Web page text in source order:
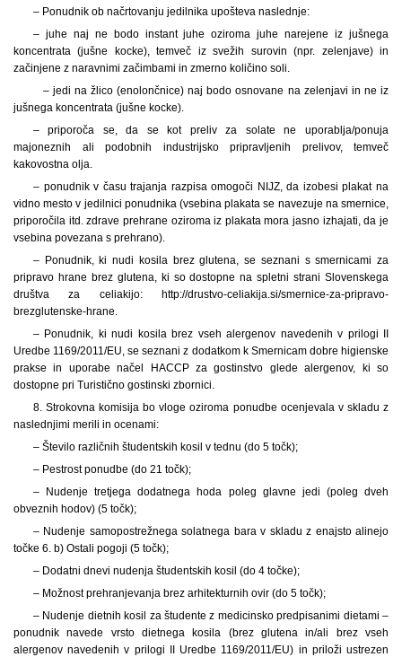
– Ponudnik ob načrtovanju jedilnika upošteva naslednje:
– juhe naj ne bodo instant juhe oziroma juhe narejene iz jušnega
koncentrata (jušne kocke), temveč iz svežih surovin (npr. zelenjave) in
začinjene z naravnimi začimbami in zmerno količino soli.
– jedi na žlico (enolončnice) naj bodo osnovane na zelenjavi in ne iz
jušnega koncentrata (jušne kocke).
– priporoča se, da se kot preliv za solate ne uporablja/ponuja
majoneznih ali podobnih industrijsko pripravljenih prelivov, temveč
kakovostna olja.
– ponudnik v času trajanja razpisa omogoči NIJZ, da izobesi plakat na
vidno mesto v jedilnici ponudnika (vsebina plakata se navezuje na smernice,
priporočila itd. zdrave prehrane oziroma iz plakata mora jasno izhajati, da je
vsebina povezana s prehrano).
– Ponudnik, ki nudi kosila brez glutena, se seznani s smernicami za
pripravo hrane brez glutena, ki so dostopne na spletni strani Slovenskega
društva za celiakijo: http://drustvo-celiakija.si/smernice-za-pripravo-
brezglutenske-hrane.
– Ponudnik, ki nudi kosila brez vseh alergenov navedenih v prilogi II
Uredbe 1169/2011/EU, se seznani z dodatkom k Smernicam dobre higienske
prakse in uporabe načel HACCP za gostinstvo glede alergenov, ki so
dostopne pri Turistično gostinski zbornici.
8. Strokovna komisija bo vloge oziroma ponudbe ocenjevala v skladu z
naslednjimi merili in ocenami:
– Število različnih študentskih kosil v tednu (do 5 točk);
– Pestrost ponudbe (do 21 točk);
– Nudenje tretjega dodatnega hoda poleg glavne jedi (poleg dveh
obveznih hodov) (5 točk);
– Nudenje samopostrežnega solatnega bara v skladu z enajsto alinejo
točke 6. b) Ostali pogoji (5 točk);
– Dodatni dnevi nudenja študentskih kosil (do 4 točke);
– Možnost prehranjevanja brez arhitekturnih ovir (do 5 točk);
– Nudenje dietnih kosil za študente z medicinsko predpisanimi dietami –
ponudnik navede vrsto dietnega kosila (brez glutena in/ali brez vseh
alergenov navedenih v prilogi II Uredbe 1169/2011/EU) in priloži ustrezen